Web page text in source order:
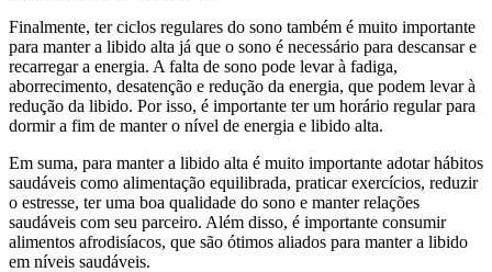
Finalmente, ter ciclos regulares do sono também é muito importante
para manter a libido alta já que o sono é necessário para descansar e
recarregar a energia. A falta de sono pode levar à fadiga,
aborrecimento, desatenção e redução da energia, que podem levar à
redução da libido. Por isso, é importante ter um horário regular para
dormir a fim de manter o nível de energia e libido alta.
Em suma, para manter a libido alta é muito importante adotar hábitos
saudáveis como alimentação equilibrada, praticar exercícios, reduzir
o estresse, ter uma boa qualidade do sono e manter relações
saudáveis com seu parceiro. Além disso, é importante consumir
alimentos afrodisíacos, que são ótimos aliados para manter a libido
em níveis saudáveis.